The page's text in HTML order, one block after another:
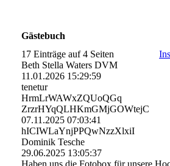
Gästebuch
17 Einträge auf 4 Seiten
Beth Stella Waters DVM
11.01.2026 15:29:59
tenetur
HrmLrWAWxZQUoQGq
ZrzrHYqQLHKmGMjGOWtejC
07.11.2025 07:03:41
hICIWLaYnjPPQwNzzXlxiI
Dominik Tesche
29.06.2025 13:05:37
Haben uns die Fotobox für unsere